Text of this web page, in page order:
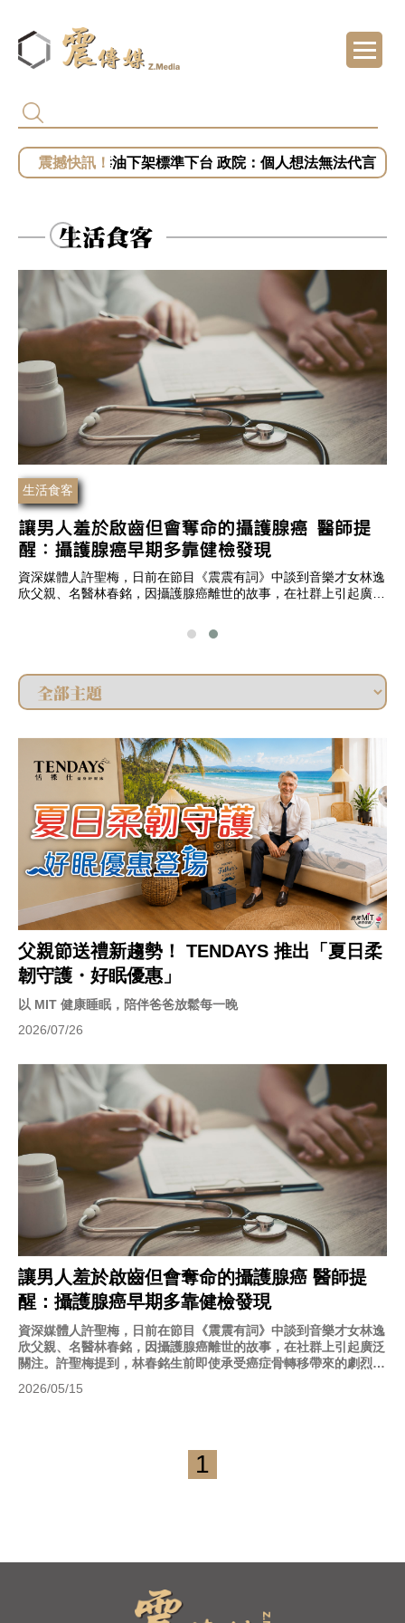
至剛、許輔為毒油下架標準下台 政院：個人想法無法代言
專訪／台中挨批食安破口！盧秀燕抗賴聲勢
生活食客
師提
樂才女林逸
上引起廣泛
父親節送禮新趨勢！ TENDAYS 推出「
柔韌守護・好眠優惠」
以 MIT 健康睡眠，陪伴爸爸放鬆每一晚
父親節送禮新趨勢！ TENDAYS 推出「夏日柔
韌守護・好眠優惠」
以 MIT 健康睡眠，陪伴爸爸放鬆每一晚
2026/07/26
讓男人羞於啟齒但會奪命的攝護腺癌 醫師提
醒：攝護腺癌早期多靠健檢發現
資深媒體人許聖梅，日前在節目《震震有詞》中談到音樂才女林逸
欣父親、名醫林春銘，因攝護腺癌離世的故事，在社群上引起廣泛
關注。許聖梅提到，林春銘生前即使承受癌症骨轉移帶來的劇烈疼
再次關注男性攝護腺健康問題。
2026/05/15
1